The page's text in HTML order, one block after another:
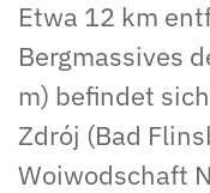
Etwa 12 km
Bergmassives
m) befindet
Zdrój (Bad
Woiwodschaft